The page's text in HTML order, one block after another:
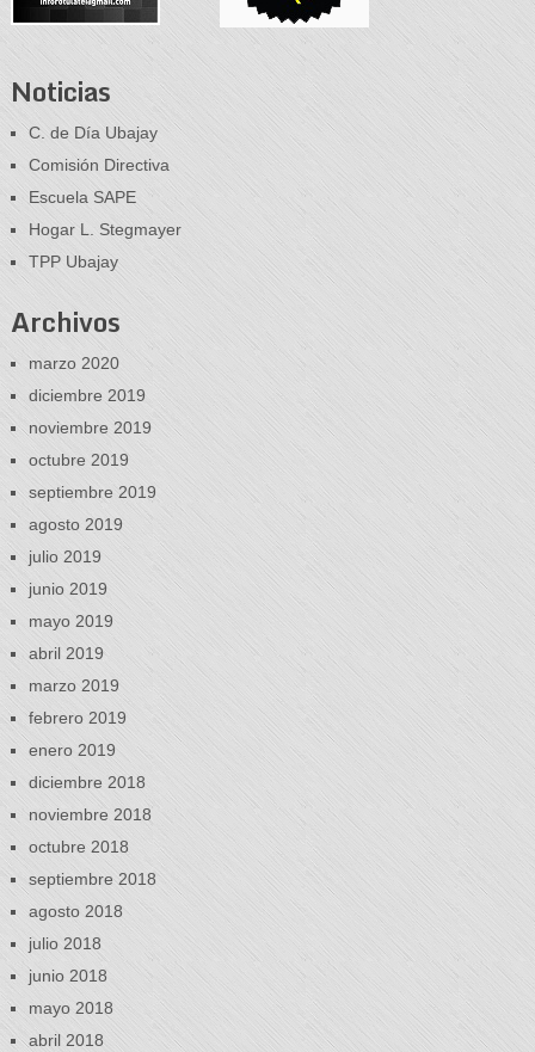
Noticias
C. de Día Ubajay
Comisión Directiva
Escuela SAPE
Hogar L. Stegmayer
TPP Ubajay
Archivos
marzo 2020
diciembre 2019
noviembre 2019
octubre 2019
septiembre 2019
agosto 2019
julio 2019
junio 2019
mayo 2019
abril 2019
marzo 2019
febrero 2019
enero 2019
diciembre 2018
noviembre 2018
octubre 2018
septiembre 2018
agosto 2018
julio 2018
junio 2018
mayo 2018
abril 2018